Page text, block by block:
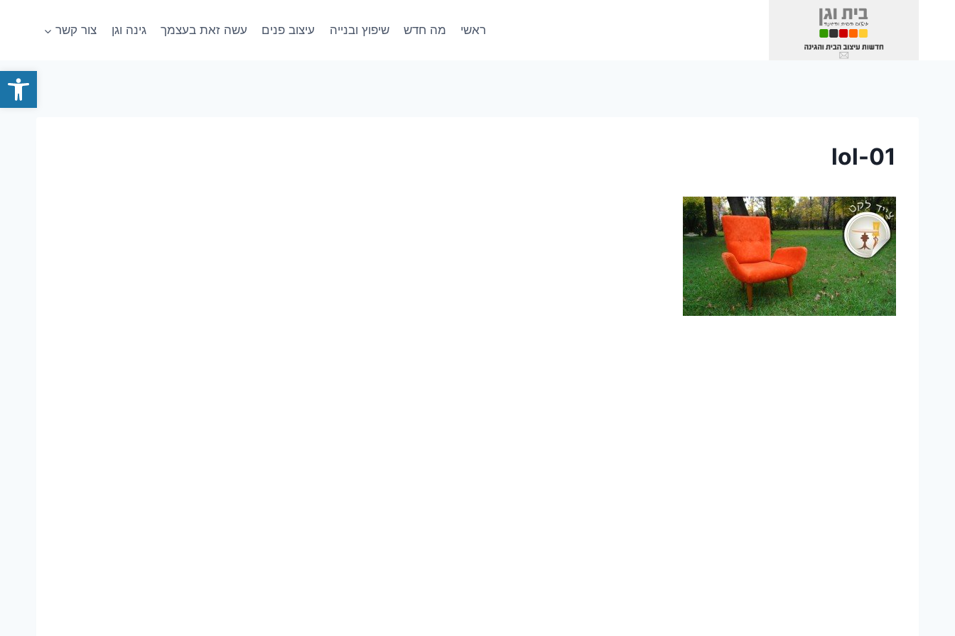
פתח
ראשי מה חדש שיפוץ ובנייה עיצוב פנים עשה זאת בעצמך גינה וגן צור קשר
lol-01